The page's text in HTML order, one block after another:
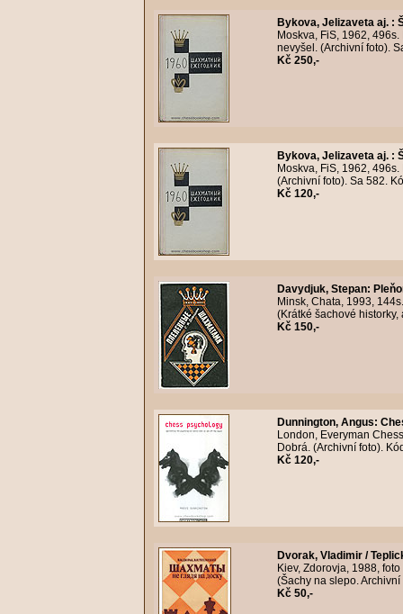
Bykova, Jelizaveta aj. :
Moskva, FiS, 1962,
nevyšel. (Archivní foto).
Kč 250,-
Bykova, Jelizaveta aj. :
Moskva, FiS, 1962,
(Archivní foto). Sa 582.
Kč 120,-
Davydjuk, Stepan:
Minsk, Chata, 1993,
(Krátké šachové
Kč 150,-
Dunnington, Angus:
London, Everyman
Dobrá. (Archivní foto).
Kč 120,-
Dvorak, Vladimir /
Kiev, Zdorovja, 1988,
(Šachy na slepo.
Kč 50,-